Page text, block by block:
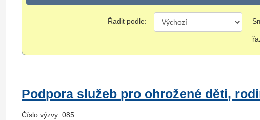
Řadit podle:
Podpora služeb pro ohrožené děti,
Číslo výzvy: 085